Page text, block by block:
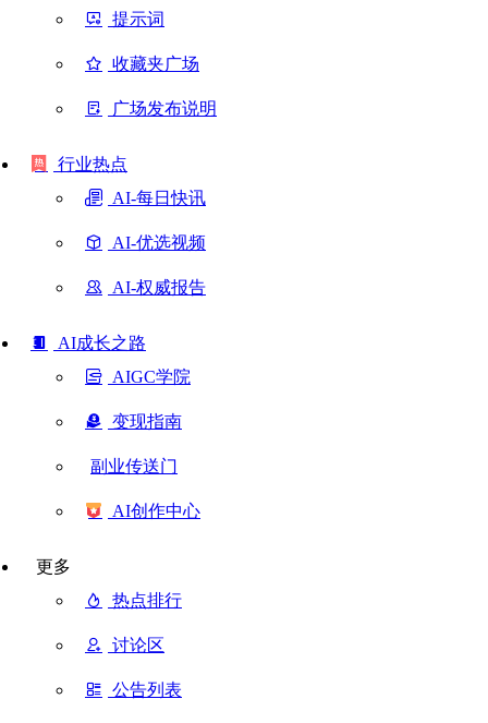
提示词
收藏夹广场
广场发布说明
行业热点
AI-每日快讯
AI-优选视频
AI-权威报告
AI成长之路
AIGC学院
变现指南
副业传送门
AI创作中心
更多
热点排行
讨论区
公告列表